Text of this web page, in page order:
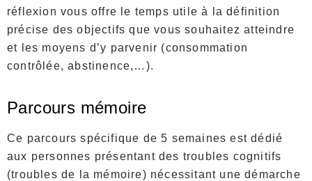
réflexion vous offre le temps utile à la définition
précise des objectifs que vous souhaitez atteindre
et les moyens d’y parvenir (consommation
contrôlée, abstinence,…).
Parcours mémoire
Ce parcours spécifique de 5 semaines est dédié
aux personnes présentant des troubles cognitifs
(troubles de la mémoire) nécessitant une démarche